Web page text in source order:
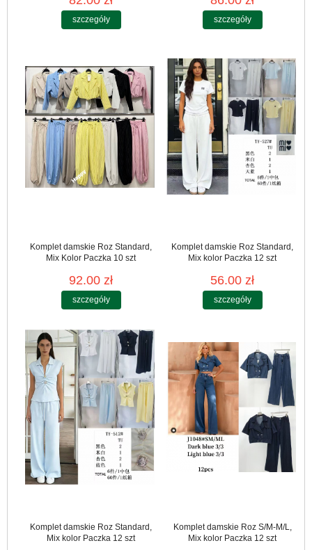
szczegóły szczegóły
Komplet damskie Roz Standard,
Mix Kolor Paczka 10 szt
92.00 zł
szczegóły
Komplet damskie Roz Standard,
Mix kolor Paczka 12 szt
56.00 zł
szczegóły
Komplet damskie Roz Standard,
Mix kolor Paczka 12 szt
Komplet damskie Roz S/M-M/L,
Mix kolor Paczka 12 szt